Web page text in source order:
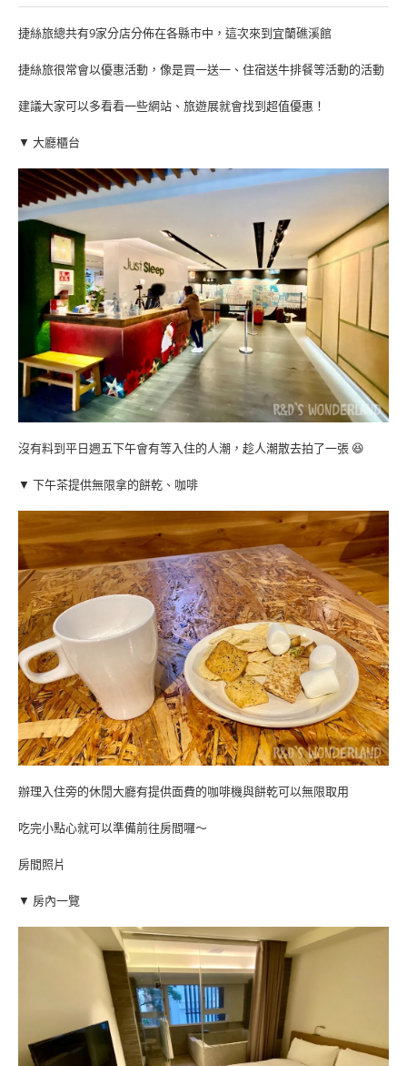
捷絲旅總共有9家分店分佈在各縣市中，這次來到宜蘭礁溪館
捷絲旅很常會以優惠活動，像是買一送一、住宿送牛排餐等活動的活動
建議大家可以多看看一些網站、旅遊展就會找到超值優惠！
▼ 大廳櫃台
沒有料到平日週五下午會有等入住的人潮，趁人潮散去拍了一張 😆
▼ 下午茶提供無限拿的餅乾、咖啡
辦理入住旁的休閒大廳有提供面費的咖啡機與餅乾可以無限取用
吃完小點心就可以準備前往房間囉～
房間照片
▼ 房內一覽